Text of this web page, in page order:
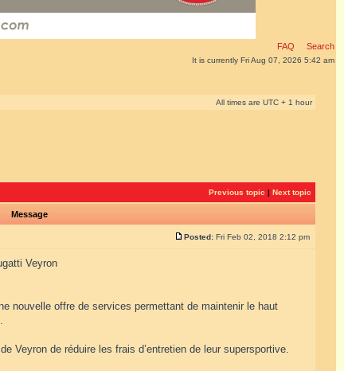
FAQ Search
It is currently Fri Aug 07, 2026 5:42 am
All times are UTC + 1 hour
Previous topic | Next topic
Message
Posted: Fri Feb 02, 2018 2:12 pm
Veyron
nouvelle offre de services permettant de maintenir le haut
Veyron de réduire les frais d’entretien de leur supersportive.